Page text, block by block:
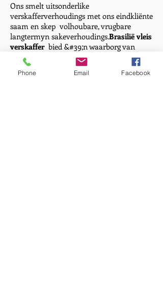
Ons smelt uitsonderlike
verskafferverhoudings met ons eindkliënte
saam en skep volhoubare, vrugbare
langtermyn sakeverhoudings.Brasilië vleis
verskafferbied &#39;n waarborg van
aanbod die hele jaar deur, wat is wat ons
kliënte vereis.
Phone Email Facebook